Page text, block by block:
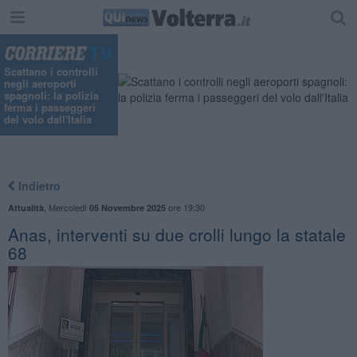
Scattano i controlli
negli aeroporti
spagnoli: la polizia
ferma i passeggeri
del volo dall'Italia
Indietro
Attualità Mercoledì 05 Novembre 2025ore 19:30
Anas, interventi su due crolli lungo la statale
68